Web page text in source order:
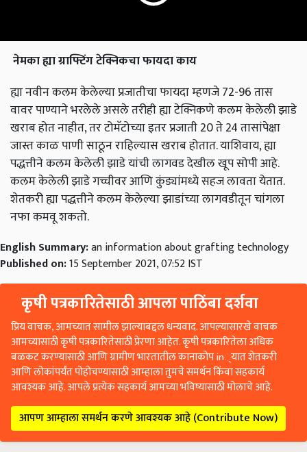
नेमकाह्याग्राफ्टिंगटेक्निकचाफायदाकाय
ह्या नवीन कलम केलेल्या प्रजातीचा फायदा म्हणजे 72-96 तास
वावर पाण्याने भरलेले असले तरीही ह्या टेक्निकणे कलम केलेली झाडे
खराब होत नाहीत, तर टोमॅटोच्या इतर प्रजाती 20 ते 24 तासांपेक्षा
जास्त काळ पाणी साठून राहिल्यास खराब होतात. याशिवाय, ह्या
पद्धत्तीने कलम केलेली झाडे यांची लागवड देखील खूप सोपी आहे.
कलम केलेली झाडे गच्चीवर आणि कुंड्यांमध्ये सहज लावता येतात.
शेतकरी ह्या पद्धत्तीने कलम केलेल्या झाडांच्या लागवडीतून चांगला
नफा कमवू शकतो.
English Summary:an information about grafting technology
Published on:15 September 2021, 07:52 IST
कृषी पत्रकारितेसाठी आपला पाठिंबा दर्शवा
प्रिय वाचक, आमच्यात सामील झाल्याबद्दल धन्यवाद. आपल्यासारखे वाचक
आमच्यासाठी कृषी पत्रकारितेसाठी प्रेरणा आहेत. कृषी पत्रकारितेला अधिक
बळकट करण्यासाठी आणि ग्रामीण भारतातील कानाकोप in्यात शेतकरी
आणि लोकांपर्यंत पोहोचण्यासाठी आम्हाला तुमचे समर्थन किंवा सहकार्य
आवश्यक आहे. आपले प्रत्येक सहकार्य आमच्या भविष्यासाठी मोलाचे आहे.
आपण आम्हाला समर्थन करणे आवश्यक आहे (Contribute Now)